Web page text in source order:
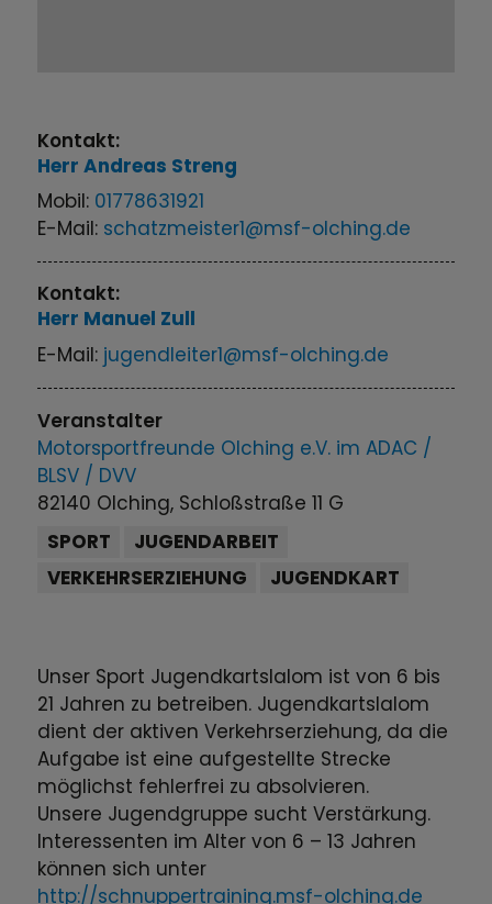
Unser Sport Jugendkartslalom ist von 6 bis
21 Jahren zu betreiben. Jugendkartslalom
dient der aktiven Verkehrserziehung, da die
Aufgabe ist eine aufgestellte Strecke
möglichst fehlerfrei zu absolvieren.
Unsere Jugendgruppe sucht Verstärkung.
Interessenten im Alter von 6 – 13 Jahren
können sich unter
http://schnuppertraining.msf-olching.de
Kontakt:
HerrAndreas Streng
Mobil: 01778631921
E-Mail: schatzmeister1@msf-olching.de
Kontakt:
Herr Manuel Zull
E-Mail: jugendleiter1@msf-olching.de
Veranstalter
Motorsportfreunde Olching e.V. im ADAC /
BLSV / DVV
82140 Olching, Schloßstraße 11 G
SPORT
JUGENDARBEIT
VERKEHRSERZIEHUNG
JUGENDKART